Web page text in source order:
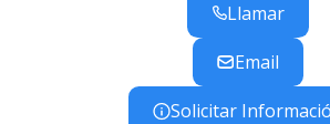
Llamar
Email
Solicitar